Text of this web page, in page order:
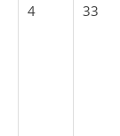
4
33